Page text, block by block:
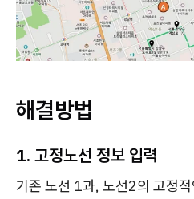
해결방법
1. 고정노선 정보 입력
기존 노선 1과, 노선2의 고정